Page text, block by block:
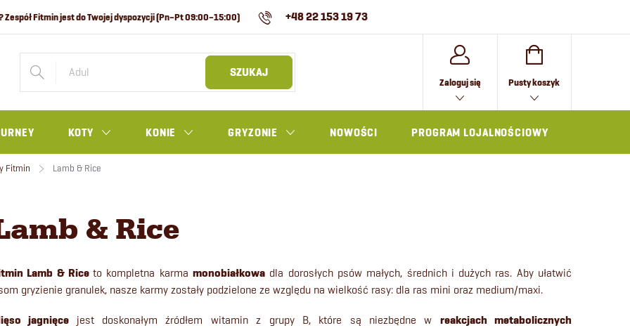
+48 22 153 19 73
SZUKAJ
Zaloguj się KOSZYK
Pusty koszyk
KOTY KONIE GRYZONIE NOWOŚCI PROGRAM LOJALNOŚCIOWY
Fitmin Lamb & Rice
& Rice
Lamb & Riceto kompletna karmamonobiałkowa dla dorosłych psów małych, średnich i dużych ras. Aby ułatwić
gryzienie granulek, nasze karmy zostały podzielone ze względu na wielkość rasy: dla ras mini oraz medium/maxi.
jagnięce jest doskonałym źródłem witamin z grupy B, które są niezbędne w reakcjach metabolicznych